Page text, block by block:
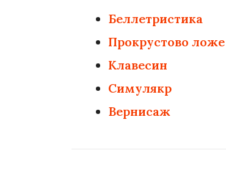
Беллетристика
Прокрустово ложе
Клавесин
Симулякр
Вернисаж